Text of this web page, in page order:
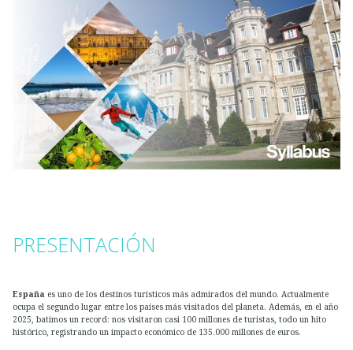
PRESENTACIÓN
España es uno de los destinos turísticos más admirados del mundo. Actualmente
ocupa el segundo lugar entre los países más visitados del planeta. Además, en el año
2025, batimos un record: nos visitaron casi 100 millones de turistas, todo un hito
histórico, registrando un impacto económico de 135.000 millones de euros.